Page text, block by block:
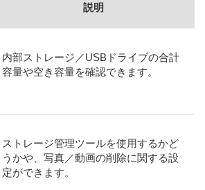
説明
内部ストレージ／USBドライブの合計
容量や空き容量を確認できます。
ストレージ管理ツールを使用するかど
うかや、写真／動画の削除に関する設
定ができます。